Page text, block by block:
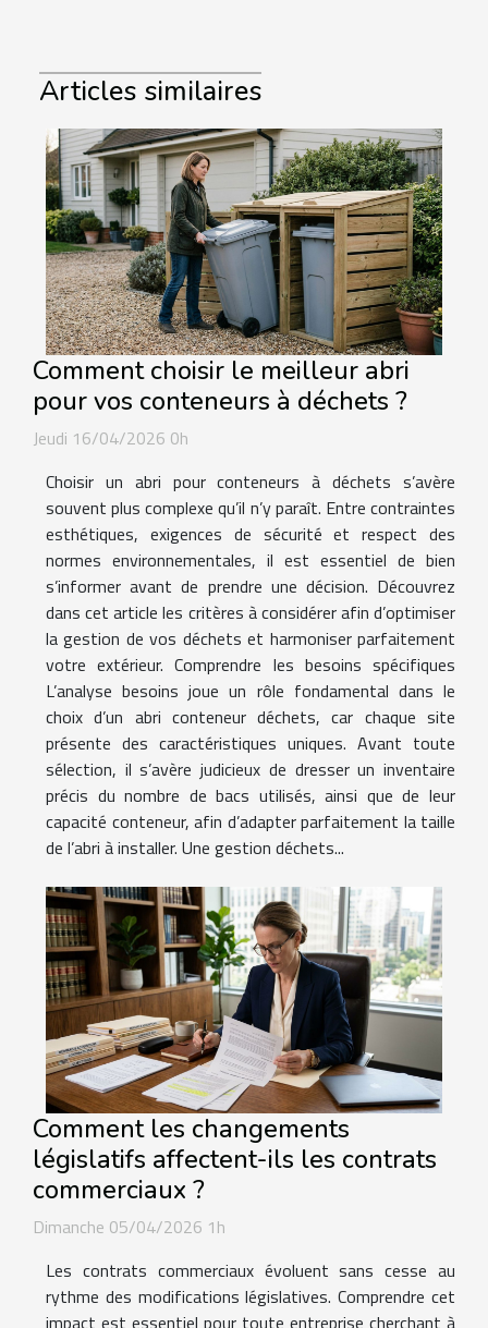
Articles similaires
Comment choisir le meilleur abri
pour vos conteneurs à déchets ?
Jeudi 16/04/2026 0h
Choisir un abri pour conteneurs à déchets s’avère
souvent plus complexe qu’il n’y paraît. Entre contraintes
esthétiques, exigences de sécurité et respect des
normes environnementales, il est essentiel de bien
s’informer avant de prendre une décision. Découvrez
dans cet article les critères à considérer afin d’optimiser
la gestion de vos déchets et harmoniser parfaitement
votre extérieur. Comprendre les besoins spécifiques
L’analyse besoins joue un rôle fondamental dans le
choix d’un abri conteneur déchets, car chaque site
présente des caractéristiques uniques. Avant toute
sélection, il s’avère judicieux de dresser un inventaire
précis du nombre de bacs utilisés, ainsi que de leur
capacité conteneur, afin d’adapter parfaitement la taille
de l’abri à installer. Une gestion déchets...
Comment les changements
législatifs affectent-ils les contrats
commerciaux ?
Dimanche 05/04/2026 1h
Les contrats commerciaux évoluent sans cesse au
rythme des modifications législatives. Comprendre cet